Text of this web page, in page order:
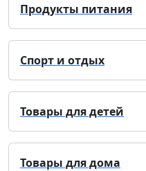
Продукты питания
Спорт и отдых
Товары для детей
Товары для дома